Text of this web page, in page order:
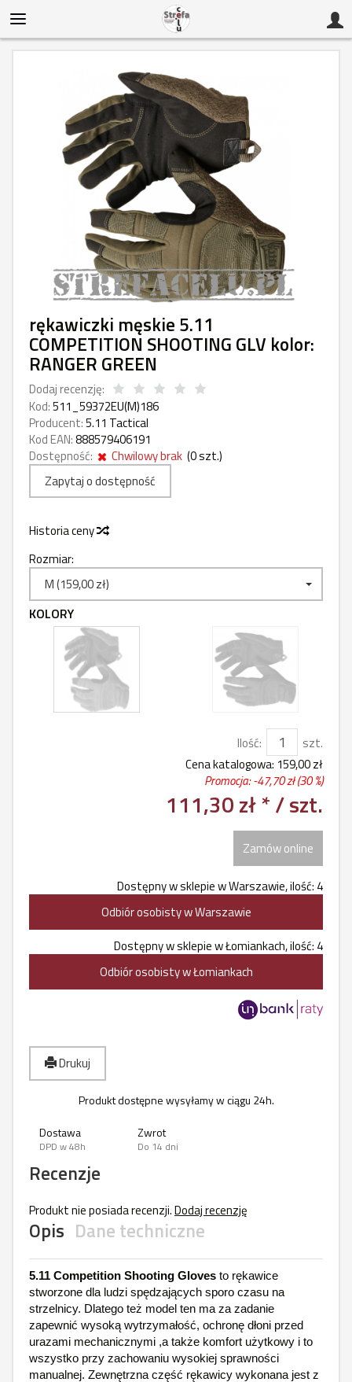
rękawiczki męskie 5.11
COMPETITION SHOOTING GLV kolor:
RANGER GREEN
Dodaj recenzję:
Kod:511_59372EU(M)186
Producent:5.11 Tactical
Kod EAN:888579406191
Dostępność:
Chwilowy brak (0szt.)
Zapytaj o dostępność
Historia ceny
Rozmiar:
M (159,00 zł)
KOLORY
Ilość:
szt.
Cena katalogowa: 159,00 zł
Promocja: -47,70 zł(30 %)
111,30 zł */ szt.
Zamów online
Dostępny w sklepie w Warszawie, ilość: 4
Odbiór osobisty w Warszawie
Dostępny w sklepie w Łomiankach, ilość: 4
Odbiór osobisty w Łomiankach
Drukuj
Produkt dostępne wysyłamy w ciągu 24h.
Dostawa
DPD w 48h
Zwrot
Do 14 dni
Recenzje
Produkt nie posiada recenzji.Dodaj recenzję
Opis Dane techniczne
5.11 Competition Shooting Gloves to rękawice
stworzone dla ludzi spędzających sporo czasu na
strzelnicy. Dlatego też model ten ma za zadanie
zapewnić wysoką wytrzymałość, ochronę dłoni przed
urazami mechanicznymi ,a także komfort użytkowy i to
wszystko przy zachowaniu wysokiej sprawności
manualnej. Zewnętrzna część rękawicy wykonana jest z